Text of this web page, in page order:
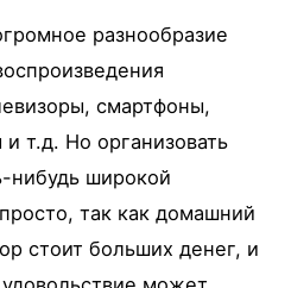
разнообразие
смартфоны,
т.д. Но организовать
нибудь широкой
так как домашний
стоит больших денег, и